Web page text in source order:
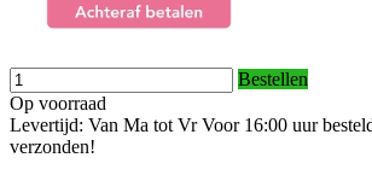
Bestellen
Op voorraad
Levertijd: Van Ma tot Vr Voor 16:00 uur
verzonden!